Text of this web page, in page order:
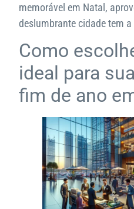
memorável em Natal,
deslumbrante cidade tem a
Como
ideal para
fim de ano